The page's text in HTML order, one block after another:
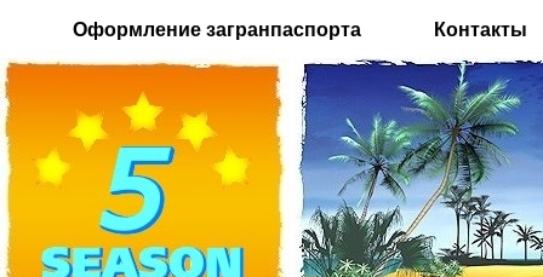
Оформление загранпаспорта Контакты